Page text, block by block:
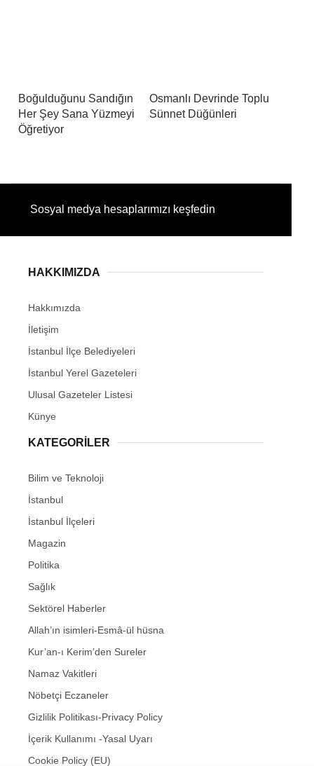
Boğulduğunu Sandığın
Her Şey Sana Yüzmeyi
Öğretiyor
Osmanlı Devrinde Toplu
Sünnet Düğünleri
Sosyal medya hesaplarımızı keşfedin
HAKKIMIZDA
Hakkımızda
İletişim
İstanbul İlçe Belediyeleri
İstanbul Yerel Gazeteleri
Ulusal Gazeteler Listesi
Künye
KATEGORİLER
Bilim ve Teknoloji
İstanbul
İstanbul İlçeleri
Magazin
Politika
Sağlık
Sektörel Haberler
Allah’ın isimleri-Esmâ-ül hüsna
Kur’an-ı Kerim’den Sureler
Namaz Vakitleri
Nöbetçi Eczaneler
Gizlilik Politikası-Privacy Policy
İçerik Kullanımı -Yasal Uyarı
Cookie Policy (EU)